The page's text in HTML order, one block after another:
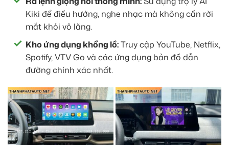
Kiki để điều hướng, nghe nhạc mà không cần rời
mắt khỏi vô lăng.
Kho ứng dụng khổng lồ:Truy cập YouTube, Netflix,
Spotify, VTV Go và các ứng dụng bản đồ dẫn
đường chính xác nhất.